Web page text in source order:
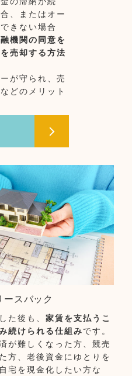
、またはオー
きない場合
機関の同意を
売却する方法
が守られ、売
どのメリット
ースバック
た後も、家賃を支払うこ
続けられる仕組みです。
が難しくなった方、競売
方、老後資金にゆとりを
宅を現金化したい方な